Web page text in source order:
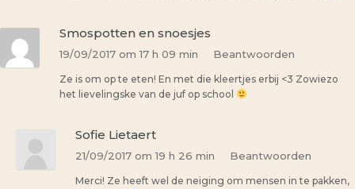
Smospotten en snoesjes
19/09/2017 om 17 h 09 min Beantwoorden
Ze is om op te eten! En met die kleertjes erbij <3 Zowiezo
het lievelingske van de juf op school
Sofie Lietaert
21/09/2017 om 19 h 26 min Beantwoorden
Merci! Ze heeft wel de neiging om mensen in te pakken,